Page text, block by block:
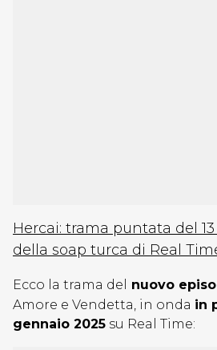
Hercai: trama puntata del
della soap turca di Real
Ecco la trama del nuovo
Amore e Vendetta, in onda in
gennaio 2025 su Real Time: